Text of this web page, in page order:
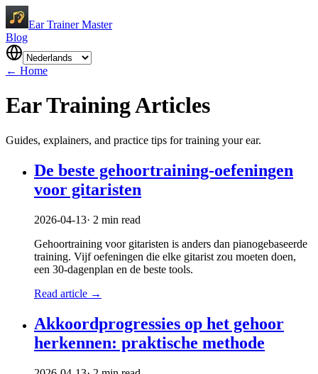
Ear Trainer Master
Blog
← Home
Ear Training Articles
Guides, explainers, and practice tips for training your ear.
De beste gehoortraining-oefeningen
voor gitaristen
2026-04-13· 2 min read
Gehoortraining voor gitaristen is anders dan pianogebaseerde
training. Vijf oefeningen die elke gitarist zou moeten doen,
een 30-dagenplan en de beste tools.
Read article →
Akkoordprogressies op het gehoor
herkennen: praktische methode